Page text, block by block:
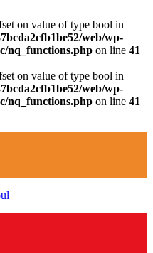
on value of type bool in
web/wp-
nq_functions.php on line 41
on value of type bool in
web/wp-
nq_functions.php on line 41